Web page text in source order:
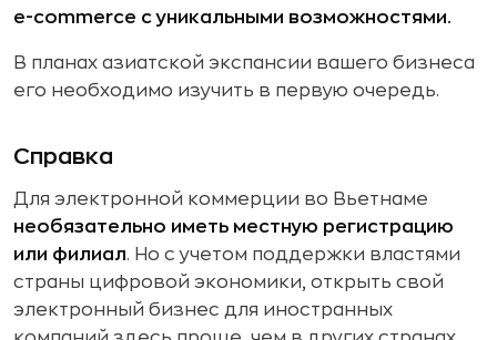
e-commerce с уникальными возможностями.
В планах азиатской экспансии вашего бизнеса
его необходимо изучить в первую очередь.
Справка
Для электронной коммерции во Вьетнаме
необязательно иметь местную регистрацию
или филиал. Но с учетом поддержки властями
страны цифровой экономики, открыть свой
электронный бизнес для иностранных